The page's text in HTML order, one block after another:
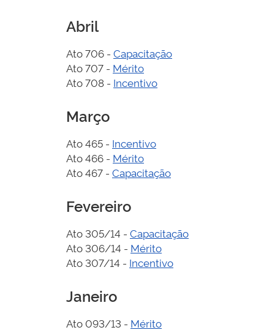
Abril
Ato 706 - Capacitação
Ato 707 - Mérito
Ato 708 - Incentivo
Março
Ato 465 - Incentivo
Ato 466 - Mérito
Ato 467 - Capacitação
Fevereiro
Ato 305/14 - Capacitação
Ato 306/14 - Mérito
Ato 307/14 - Incentivo
Janeiro
Ato 093/13 - Mérito